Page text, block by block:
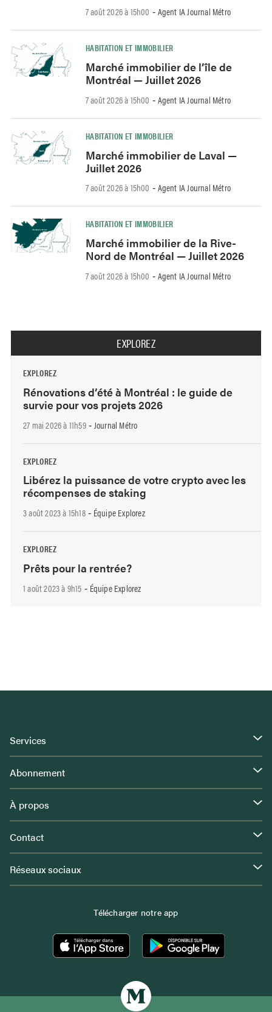
7 août 2026 à 15h00 - Agent IA Journal Métro
HABITATION ET IMMOBILIER
Marché immobilier de l’île de
Montréal — Juillet 2026
7 août 2026 à 15h00 - Agent IA Journal Métro
HABITATION ET IMMOBILIER
Marché immobilier de Laval —
Juillet 2026
7 août 2026 à 15h00 - Agent IA Journal Métro
HABITATION ET IMMOBILIER
Marché immobilier de la Rive-
Nord de Montréal — Juillet 2026
7 août 2026 à 15h00 - Agent IA Journal Métro
EXPLOREZ
EXPLOREZ
Rénovations d’été à Montréal : le guide de
survie pour vos projets 2026
27 mai 2026 à 11h59- Journal Métro
EXPLOREZ
Libérez la puissance de votre crypto avec les
récompenses de staking
3 août 2023 à 15h18- Équipe Explorez
EXPLOREZ
Prêts pour la rentrée?
1 août 2023 à 9h15 - Équipe Explorez
Services
Abonnement
À propos
Contact
Réseaux sociaux
Télécharger notre app